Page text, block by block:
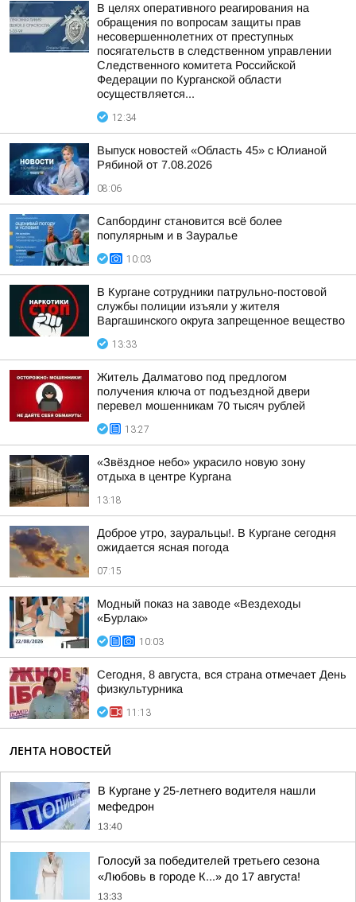
В целях оперативного реагирования на
обращения по вопросам защиты прав
несовершеннолетних от преступных
посягательств в следственном управлении
Следственного комитета Российской
Федерации по Курганской области
осуществляется...
12:34
Выпуск новостей «Область 45» с Юлианой
Рябиной от 7.08.2026
08:06
Сапбординг становится всё более
популярным и в Зауралье
10:03
В Кургане сотрудники патрульно-постовой
службы полиции изъяли у жителя
Варгашинского округа запрещенное вещество
13:33
Житель Далматово под предлогом
получения ключа от подъездной двери
перевел мошенникам 70 тысяч рублей
13:27
«Звёздное небо» украсило новую зону
отдыха в центре Кургана
13:18
Доброе утро, зауральцы!. В Кургане сегодня
ожидается ясная погода
07:15
Модный показ на заводе «Вездеходы
«Бурлак»
10:03
Сегодня, 8 августа, вся страна отмечает День
физкультурника
11:13
ЛЕНТА НОВОСТЕЙ
В Кургане у 25-летнего водителя нашли
мефедрон
13:40
Голосуй за победителей третьего сезона
«Любовь в городе К...» до 17 августа!
13:33